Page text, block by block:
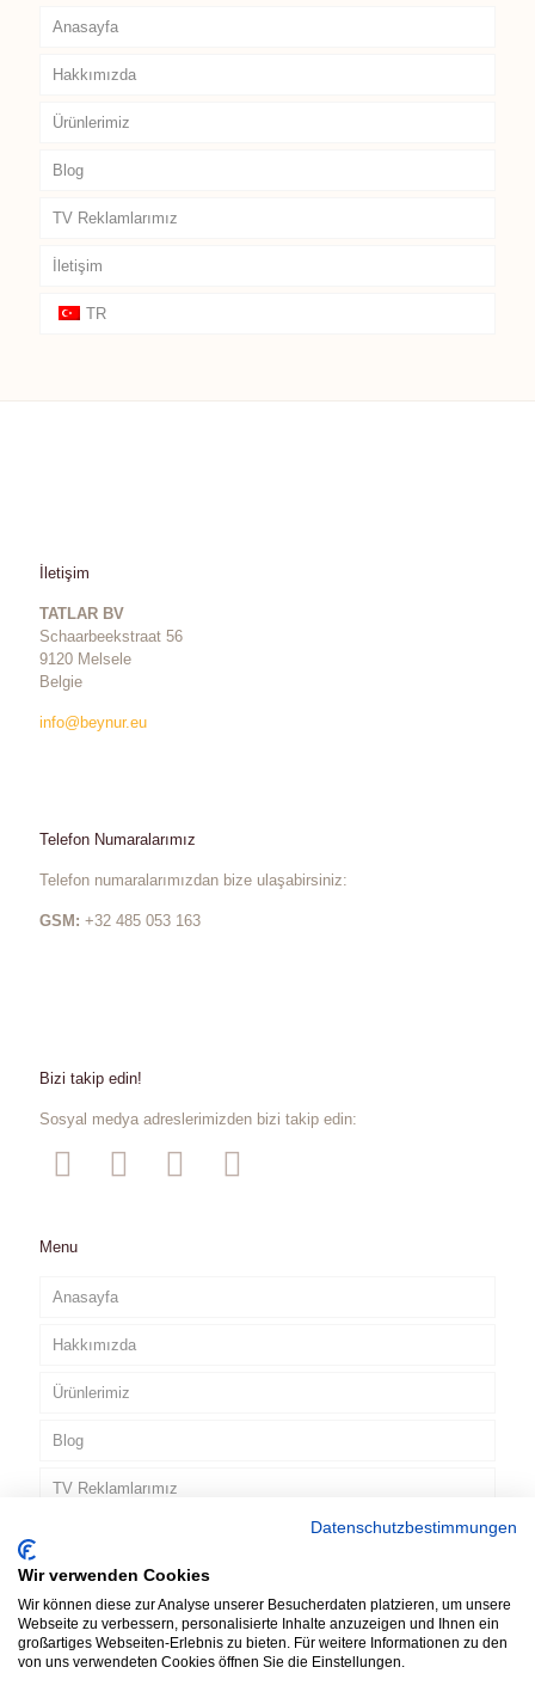
Anasayfa
Hakkımızda
Ürünlerimiz
Blog
TV Reklamlarımız
İletişim
TR
İletişim
TATLAR BV
Schaarbeekstraat 56
9120 Melsele
Belgie
info@beynur.eu
Telefon Numaralarımız
Telefon numaralarımızdan bize ulaşabirsiniz:
GSM: +32 485 053 163
Bizi takip edin!
Sosyal medya adreslerimizden bizi takip edin:
Menu
Anasayfa
Hakkımızda
Ürünlerimiz
Blog
TV Reklamlarımız
TR
Datenschutzbestimmungen
Wir verwenden Cookies
Wir können diese zur Analyse unserer Besucherdaten platzieren, um unsere
Webseite zu verbessern, personalisierte Inhalte anzuzeigen und Ihnen ein
großartiges Webseiten-Erlebnis zu bieten. Für weitere Informationen zu den
von uns verwendeten Cookies öffnen Sie die Einstellungen.